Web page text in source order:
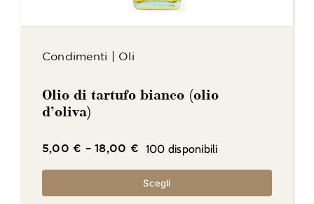
Condimenti Oli
Olio di tartufo bianco (olio
d’oliva)
5,00€ –18,00 € 100 disponibili
Scegli